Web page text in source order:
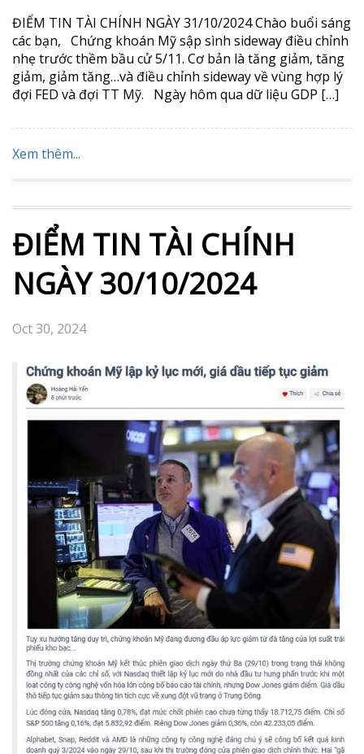
ĐIỂM TIN TÀI CHÍNH NGÀY 31/10/2024 Chào buổi sáng
các bạn, Chứng khoán Mỹ sập sình sideway điều chỉnh
nhẹ trước thềm bầu cử 5/11. Cơ bản là tăng giảm, tăng
giảm, giảm tăng…và điều chỉnh sideway về vùng hợp lý
đợi FED và đợi TT Mỹ. Ngày hôm qua dữ liệu GDP […]
Xem thêm...
ĐIỂM TIN TÀI CHÍNH
NGÀY 30/10/2024
Oct 30, 2024